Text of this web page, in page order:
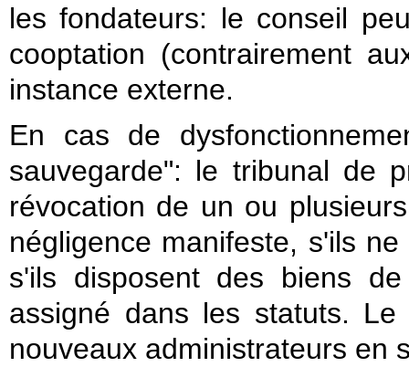
les fondateurs: le conseil
cooptation (contrairement
instance externe.
En cas de
sauvegarde": le tribunal de
révocation de un ou
négligence manifeste, s'ils
s'ils disposent des biens
assigné dans les statuts.
nouveaux administrateurs en